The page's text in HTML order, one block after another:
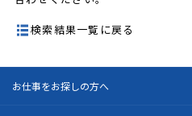
検索結果一覧に戻る
お仕事をお探しの方へ